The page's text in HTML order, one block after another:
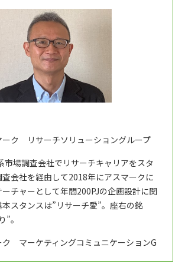
ーク リサーチソリューショングループ
市場調査会社でリサーチキャリアをスタ
会社を経由して2018年にアスマークに
チャーとして年間200PJの企画設計に関
スタンスは”リサーチ愛”。座右の銘
。
ク マーケティングコミュニケーションG